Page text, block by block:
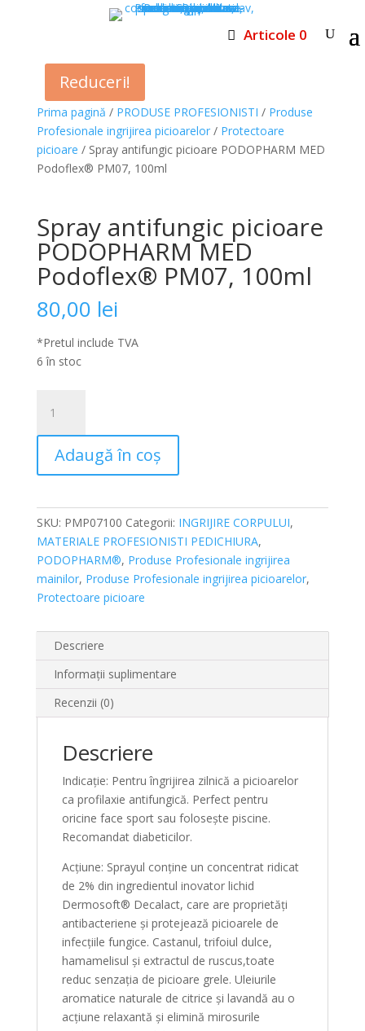
Articole 0
Prima pagină / PRODUSE PROFESIONISTI / Produse
Profesionale ingrijirea picioarelor/ Protectoare
picioare / Spray antifungic picioare PODOPHARM MED
Podoflex® PM07, 100ml
Spray antifungic picioare
PODOPHARM MED
Podoflex® PM07, 100ml
80,00 lei
*Pretul include TVA
6 în stoc
Spray
antifungic
picioare
PODOPHARM
Podoflex®
PM07,
100ml
Adaugă în coș
SKU: PMP07100 Categorii: INGRIJIRE CORPULUI,
MATERIALE PROFESIONISTI PEDICHIURA,
PODOPHARM®, Produse Profesionale ingrijirea
mainilor, Produse Profesionale ingrijirea picioarelor,
Protectoare picioare
Descriere
Informații suplimentare
Recenzii (0)
Descriere
Indicație: Pentru îngrijirea zilnică a picioarelor
ca profilaxie antifungică. Perfect pentru
oricine face sport sau folosește piscine.
Recomandat diabeticilor.
Acțiune: Sprayul conține un concentrat ridicat
de 2% din ingredientul inovator lichid
Dermosoft® Decalact, care are proprietăți
antibacteriene și protejează picioarele de
infecțiile fungice. Castanul, trifoiul dulce,
hamamelisul și extractul de ruscus,toate
reduc senzația de picioare grele. Uleiurile
aromatice naturale de citrice și lavandă au o
acțiune relaxantă și elimină mirosurile
Reduceri!